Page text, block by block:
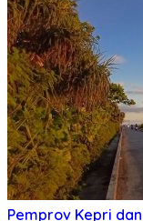
Pemprov Kepri